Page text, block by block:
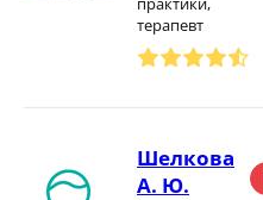
терапевт
Шелкова
А. Ю.